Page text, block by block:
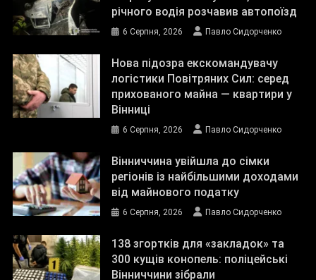
річного водія розчавив автопоїзд
6 Серпня, 2026 Павло Сидорченко
Нова підозра екскомандувачу
логістики Повітряних Сил: серед
прихованого майна — квартири у
Вінниці
6 Серпня, 2026 Павло Сидорченко
Вінниччина увійшла до сімки
регіонів із найбільшими доходами
від майнового податку
6 Серпня, 2026 Павло Сидорченко
138 згортків для «закладок» та
300 кущів конопель: поліцейські
Вінниччини зібрали